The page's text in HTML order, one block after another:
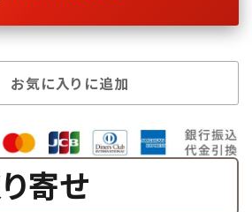
お気に入りに追加
寄せ